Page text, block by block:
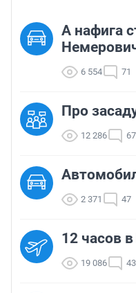
А нафига
6 554 71
Про
12 286
2 371 47
12 часов
19 086 43